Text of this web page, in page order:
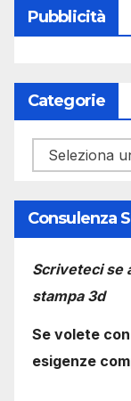
Pubblicità
Categorie
Categorie
Consulenza
Scriveteci se
stampa 3d
Se volete
esigenze